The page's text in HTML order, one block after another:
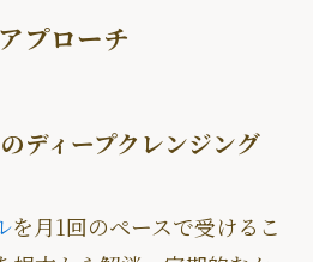
プローチ
ディープクレンジング
を月1回のペースで受けるこ